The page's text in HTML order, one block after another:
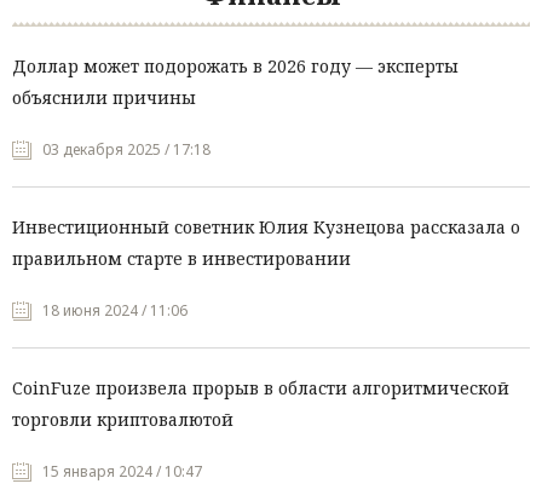
Доллар может подорожать в 2026 году — эксперты
объяснили причины
03 декабря 2025 / 17:18
Инвестиционный советник Юлия Кузнецова рассказала о
правильном старте в инвестировании
18 июня 2024 / 11:06
CoinFuze произвела прорыв в области алгоритмической
торговли криптовалютой
15 января 2024 / 10:47